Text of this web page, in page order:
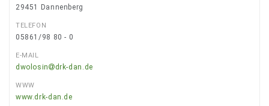
29451
Dannenberg
TELEFON
05861/98 80 - 0
E-MAIL
dwolosin drk-dan.de
WWW
www.drk-dan.de